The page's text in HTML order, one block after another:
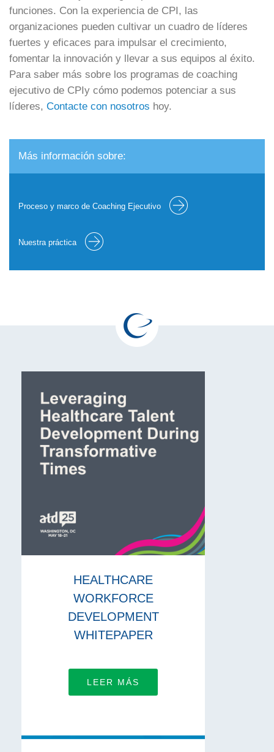
funciones. Con la experiencia de CPI, las
organizaciones pueden cultivar un cuadro de líderes
fuertes y eficaces para impulsar el crecimiento,
fomentar la innovación y llevar a sus equipos al éxito.
Para saber más sobre los programas de coaching
ejecutivo de CPIy cómo podemos potenciar a sus
líderes, Contacte con nosotros hoy.
Más información sobre:
Proceso y marco de Coaching Ejecutivo
Nuestra práctica
HEALTHCARE
WORKFORCE
DEVELOPMENT
WHITEPAPER
LEER MÁS